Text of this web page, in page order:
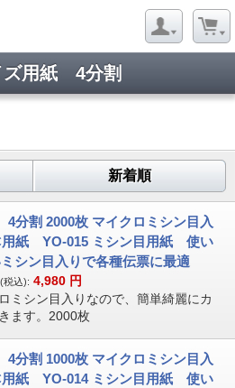
ズ用紙 4分割
新着順
4分割 2000枚 マイクロミシン目入
用紙 YO-015 ミシン目用紙 使い
シン目入りで各種伝票に最適
税込): 4,980 円
ミシン目入りなので、簡単綺麗にカ
ます。2000枚
4分割 1000枚 マイクロミシン目入
用紙 YO-014 ミシン目用紙 使い